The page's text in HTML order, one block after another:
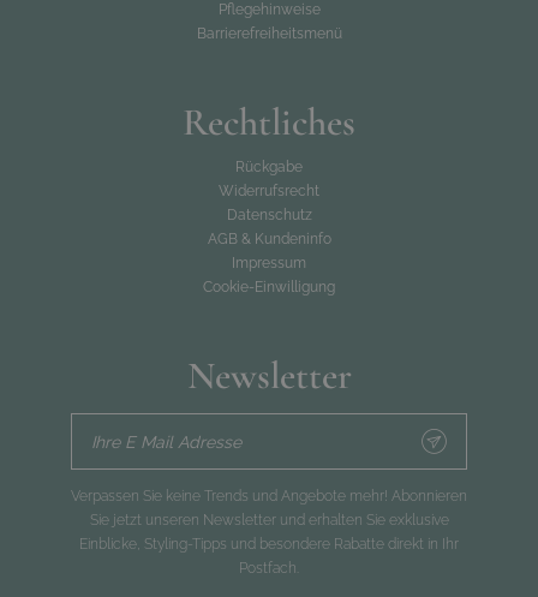
Pflegehinweise
Barrierefreiheitsmenü
Rechtliches
Rückgabe
Widerrufsrecht
Datenschutz
AGB & Kundeninfo
Impressum
Cookie-Einwilligung
Newsletter
Ihre E Mail Adresse
Verpassen Sie keine Trends und Angebote mehr! Abonnieren
Sie jetzt unseren Newsletter und erhalten Sie exklusive
Einblicke, Styling-Tipps und besondere Rabatte direkt in Ihr
Postfach.